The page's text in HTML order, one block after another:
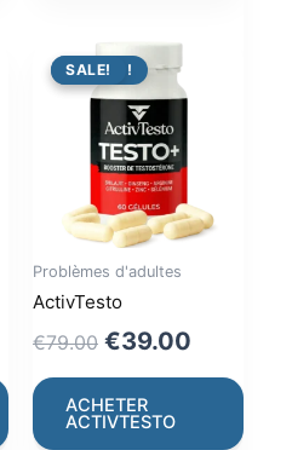
PROMO !
SALE!
Problèmes d'adultes
ActivTesto
€79.00 Original
price
was:
€79.00.
€39.00
price
€39.00.
ACHETER
ACTIVTESTO